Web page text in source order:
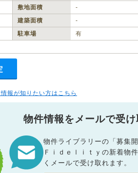
敷地面積
‐
建築面積
‐
駐車場
有
報が知りたい方はこちら
物件情報をメールで受
物件ライブラリーの「募集
Ｆｉｄｅｌｉｔｙの新着物
くメールで受け取れます。